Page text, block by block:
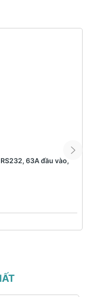
các phòng họp, hội nghị
63A đầu vào,